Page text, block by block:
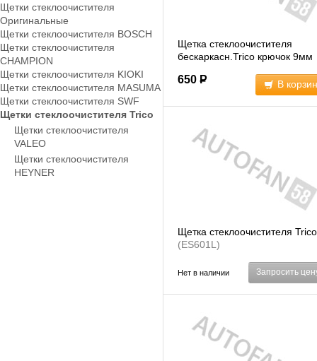
Щетки стеклоочистителя
Оригинальные
Щетки стеклоочистителя BOSCH
Щетки стеклоочистителя
CHAMPION
Щетки стеклоочистителя KIOKI
Щетки стеклоочистителя MASUMA
Щетки стеклоочистителя SWF
Щетки стеклоочистителя Trico
Щетки стеклоочистителя
VALEO
Щетки стеклоочистителя
HEYNER
Щетка стеклоочистителя
бескаркасн.Trico крючок 9мм
650 Р В
Щетка стеклоочистителя Trico
(ES601L)
Нет в наличии Запросить